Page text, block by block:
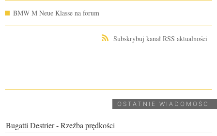
BMW M Neue Klasse na forum
Subskrybuj kanał RSS aktualności
OSTATNIE WIADOMOŚCI
Bugatti Destrier - Rzeźba prędkości